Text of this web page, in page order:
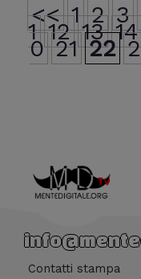
<< 1 2 3
1 12 13 14
0 21 22
Contatti stampa